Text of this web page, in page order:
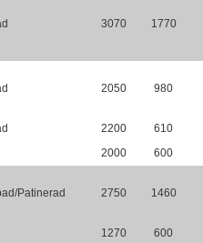
3070 1770
2050 980
2200
610
2000
600
Patinerad 2750 1460
1270 600